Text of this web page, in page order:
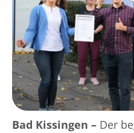
Bad Kissingen – Der